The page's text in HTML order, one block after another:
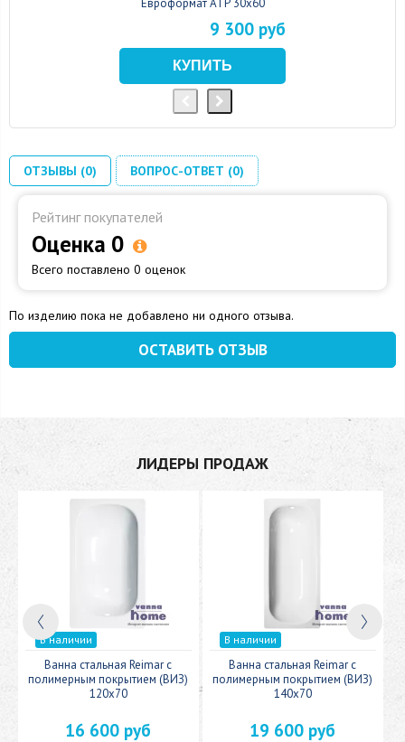
Евроформат АТР 30x60
9 300 руб
ОТЗЫВЫ (0) ВОПРОС-ОТВЕТ (0)
Рейтинг покупателей
Оценка 0
Всего поставлено 0 оценок
По изделию пока не добавлено ни одного отзыва.
ОСТАВИТЬ ОТЗЫВ
ЛИДЕРЫ ПРОДАЖ
В наличии
Ванна стальная Reimar с
полимерным покрытием (ВИЗ)
120x70
16 600 руб
В наличии
Ванна стальная Reimar с
полимерным покрытием (ВИЗ)
140x70
19 600 руб